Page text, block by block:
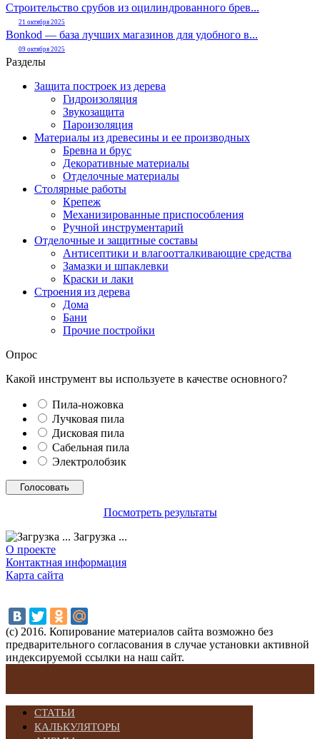
Строительство срубов из оцилиндрованного брев...
21 октября 2025
Bonkod — база лучших магазинов для удобного в...
09 октября 2025
Разделы
Защита построек из дерева
Гидроизоляция
Звукозащита
Пароизоляция
Материалы из древесины и ее производных
Бревна и брус
Декоративные материалы
Отделочные материалы
Столярные работы
Крепеж
Механизированные приспособления
Ручной инструментарий
Отделочные и защитные составы
Антисептики и влагоотталкивающие средства
Замазки и шпаклевки
Краски и лаки
Строения из дерева
Дома
Бани
Прочие постройки
Опрос
Какой инструмент вы используете в качестве основного?
Пила-ножовка
Лучковая пила
Дисковая пила
Сабельная пила
Электролобзик
Посмотреть результаты
Загрузка ...
О проекте
Контактная информация
Карта сайта
(с) 2016. Копирование материалов сайта возможно без
предварительного согласования в случае установки активной
индексируемой ссылки на наш сайт.
СТАТЬИ
КАЛЬКУЛЯТОРЫ